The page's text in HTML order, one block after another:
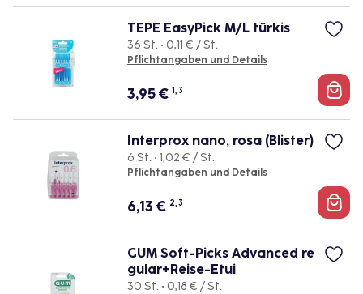
TEPE EasyPick M/L türkis
36 St. • 0,11 € / St.
Pflichtangaben und Details
3,95€ 1, 3
Interprox nano, rosa (Blister)
6 St. • 1,02 € / St.
Pflichtangaben und Details
6,13 € 2, 3
GUM Soft-Picks Advanced re
gular+Reise-Etui
30 St. • 0,18 € / St.